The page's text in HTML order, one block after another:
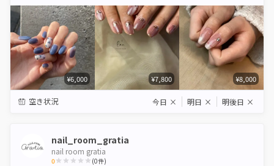
¥6,000 ¥7,800 ¥8,000
空き状況 今日 × 明日 × 明後日 ×
nail_room_gratia
nail room gratia
0 (0件)